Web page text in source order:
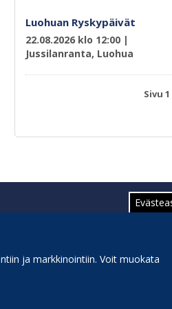
ja markkinointiin. Voit muokata
Luohuan Ryskypäivät
22.08.2026 klo 12:00 |
Jussilanranta, Luohua
Sivu 1